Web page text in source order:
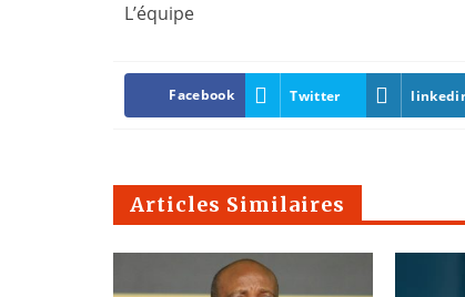
L’équipe
Facebook Twitter
Articles Similaires